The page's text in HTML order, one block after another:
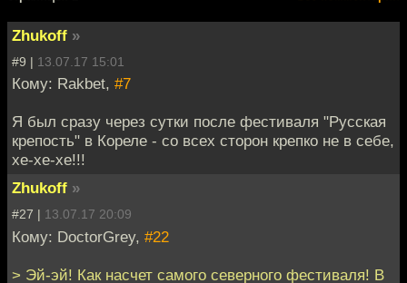
Zhukoff »
#9 | 13.07.17 15:01
Кому: Rakbet, #7
Я был сразу через сутки после фестиваля "Русская
крепость" в Кореле - со всех сторон крепко не в себе,
хе-хе-хе!!!
Zhukoff »
#27 | 13.07.17 20:09
Кому: DoctorGrey, #22
> Эй-эй! Как насчет самого северного фестиваля! В